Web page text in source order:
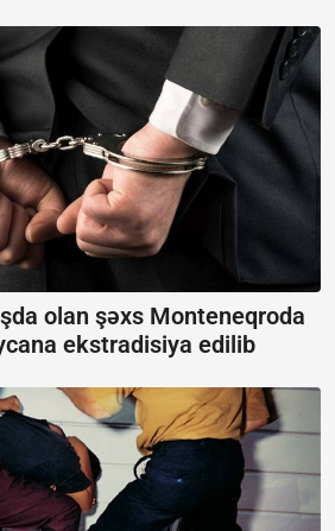
olan şəxs Monteneqroda
ekstradisiya edilib